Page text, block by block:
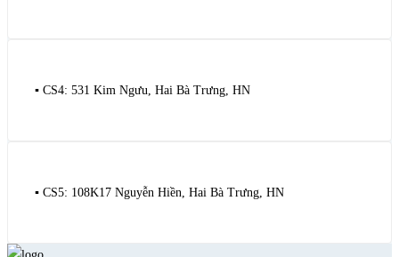
▪️ CS4: 531 Kim Ngưu, Hai Bà Trưng, HN
▪️ CS5: 108K17 Nguyễn Hiền, Hai Bà Trưng, HN